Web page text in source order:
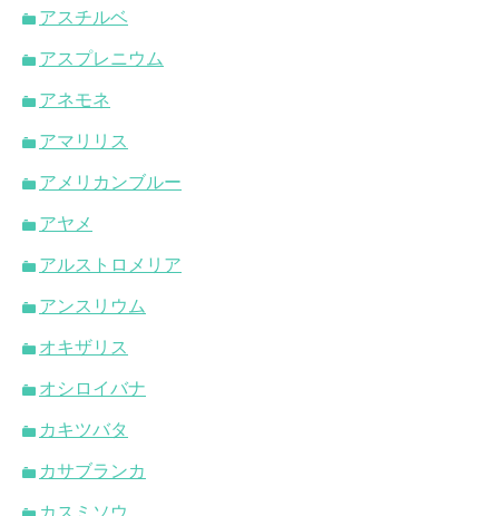
アスチルベ
アスプレニウム
アネモネ
アマリリス
アメリカンブルー
アヤメ
アルストロメリア
アンスリウム
オキザリス
オシロイバナ
カキツバタ
カサブランカ